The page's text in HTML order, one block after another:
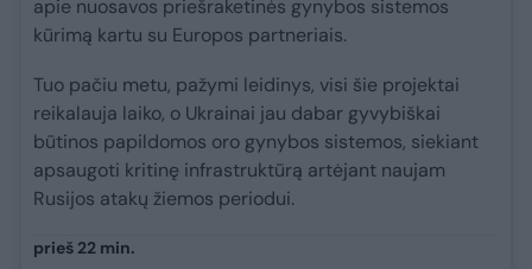
apie nuosavos priešraketinės gynybos sistemos
kūrimą kartu su Europos partneriais.
Tuo pačiu metu, pažymi leidinys, visi šie projektai
reikalauja laiko, o Ukrainai jau dabar gyvybiškai
būtinos papildomos oro gynybos sistemos, siekiant
apsaugoti kritinę infrastruktūrą artėjant naujam
Rusijos atakų žiemos periodui.
prieš 22 min.